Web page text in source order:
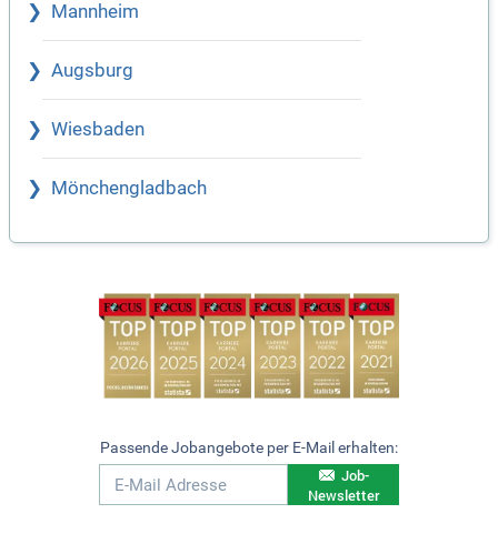
Mannheim
Augsburg
Wiesbaden
Mönchengladbach
Passende Jobangebote per E-Mail erhalten:
Job-
Newsletter